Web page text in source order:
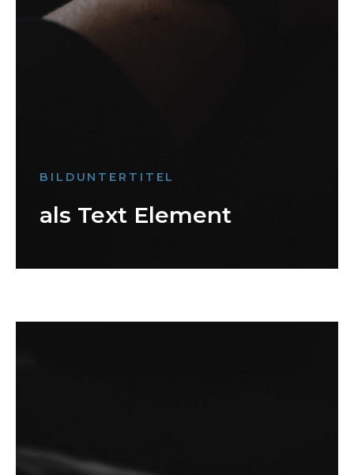
BILDUNTERTITEL
als Text Element